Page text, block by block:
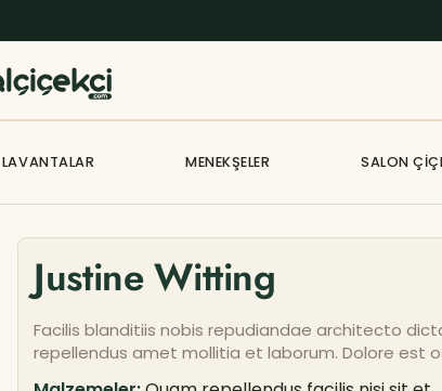
LAVANTALAR MENEKŞELER SALON
Justine Witting
Facilis blanditiis nobis repudiandae architecto
repellendus amet mollitia et laborum. Dolore est